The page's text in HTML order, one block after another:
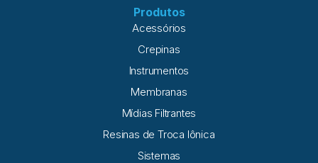
Produtos
Acessórios
Crepinas
Instrumentos
Membranas
Mídias Filtrantes
Resinas de Troca Iônica
Sistemas